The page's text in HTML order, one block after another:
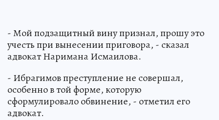
- Мой подзащитный вину признал, прошу это
учесть при вынесении приговора, - сказал
адвокат Наримана Исмаилова.
- Ибрагимов преступление не совершал,
особенно в той форме, которую
сформулировало обвинение, - отметил его
адвокат.